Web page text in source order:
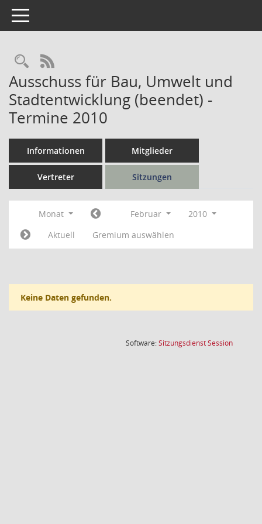
Toggle navigation
Rechercheauswahl
RSS-Feed
Ausschuss für Bau, Umwelt und
Stadtentwicklung (beendet) -
Termine 2010
Informationen Mitglieder
Vertreter Sitzungen
Monat Februar
2010
Aktuell
Gremium auswählen
Keine Daten gefunden.
Software:SitzungsdienstSession(Wird in